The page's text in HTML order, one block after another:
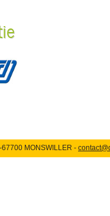
MONSWILLER -